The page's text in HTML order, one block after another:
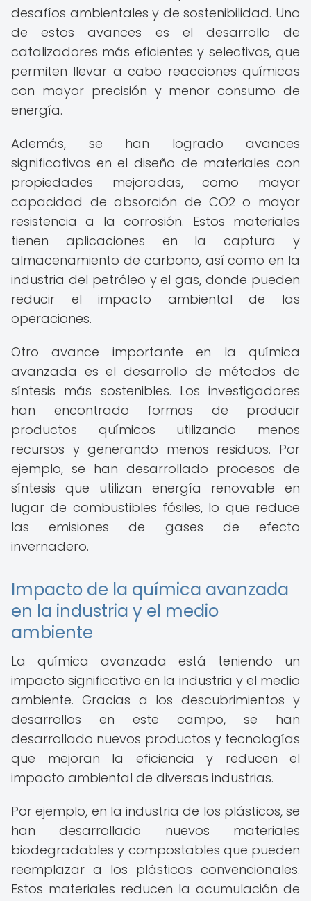
desafíos ambientales y de sostenibilidad. Uno
de estos avances es el desarrollo de
catalizadores más eficientes y selectivos, que
permiten llevar a cabo reacciones químicas
con mayor precisión y menor consumo de
energía.
Además, se han logrado avances
significativos en el diseño de materiales con
propiedades mejoradas, como mayor
capacidad de absorción de CO2 o mayor
resistencia a la corrosión. Estos materiales
tienen aplicaciones en la captura y
almacenamiento de carbono, así como en la
industria del petróleo y el gas, donde pueden
reducir el impacto ambiental de las
operaciones.
Otro avance importante en la química
avanzada es el desarrollo de métodos de
síntesis más sostenibles. Los investigadores
han encontrado formas de producir
productos químicos utilizando menos
recursos y generando menos residuos. Por
ejemplo, se han desarrollado procesos de
síntesis que utilizan energía renovable en
lugar de combustibles fósiles, lo que reduce
las emisiones de gases de efecto
invernadero.
Impacto de la química avanzada
en la industria y el medio
ambiente
La química avanzada está teniendo un
impacto significativo en la industria y el medio
ambiente. Gracias a los descubrimientos y
desarrollos en este campo, se han
desarrollado nuevos productos y tecnologías
que mejoran la eficiencia y reducen el
impacto ambiental de diversas industrias.
Por ejemplo, en la industria de los plásticos, se
han desarrollado nuevos materiales
biodegradables y compostables que pueden
reemplazar a los plásticos convencionales.
Estos materiales reducen la acumulación de